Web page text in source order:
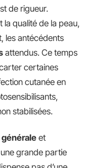
de rigueur.
la qualité de la peau,
les antécédents
attendus. Ce temps
certaines
cutanée en
stabilisées.
et
grande partie